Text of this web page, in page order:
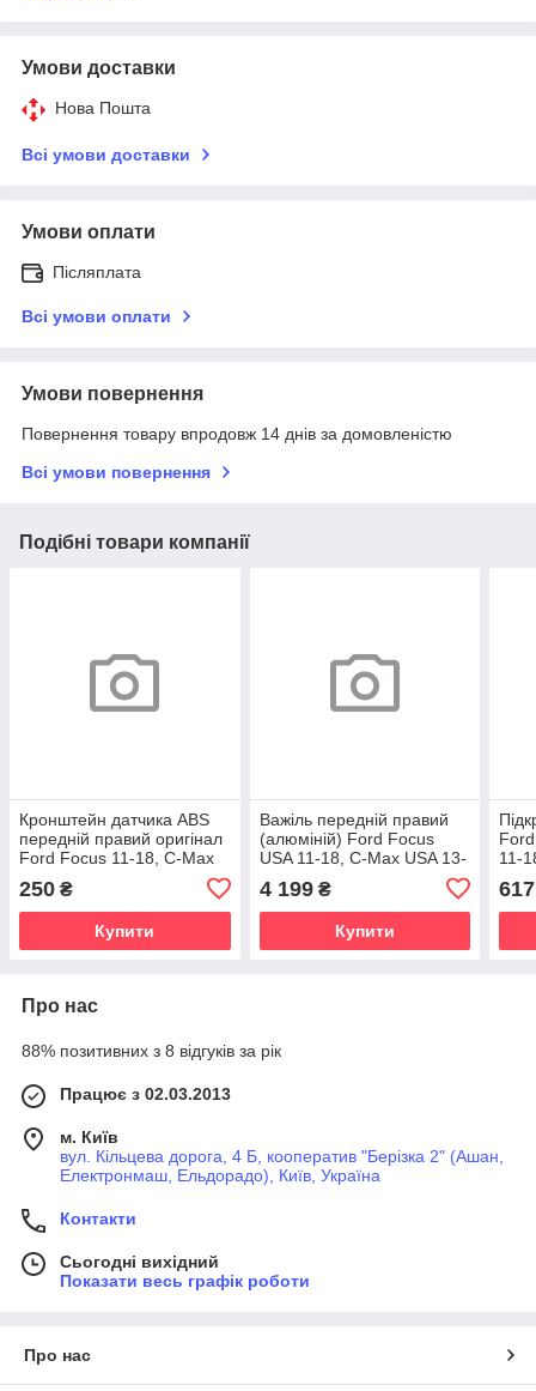
Умови доставки
Нова Пошта
Всі умови доставки
Умови оплати
Післяплата
Всі умови оплати
Умови повернення
Повернення товару впродовж 14 днів за домовленістю
Всі умови повернення
Подібні товари компанії
Кронштейн датчика ABS
передній правий оригінал
Ford Focus 11-18, C-Max
Connect 13-24
250 ₴
Купити
Важіль передній правий
(алюміній) Ford Focus
USA 11-18, C-Max USA 13-
4 199₴
Купити
11-
617
Про нас
88% позитивних з 8 відгуків за рік
Працює з 02.03.2013
м. Київ
вул. Кільцева дорога, 4 Б, кооператив "Берізка 2" (Ашан,
Електронмаш, Ельдорадо), Київ, Україна
Контакти
Сьогодні вихідний
Показати весь графік роботи
Про нас